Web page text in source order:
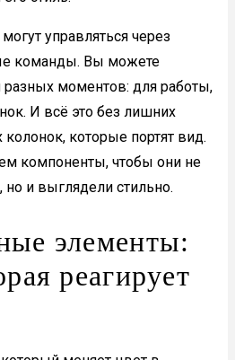
управляться через
команды. Вы можете
разных моментов: для работы,
И всё это без лишних
которые портят вид.
компоненты, чтобы они не
и выглядели стильно.
элементы:
реагирует